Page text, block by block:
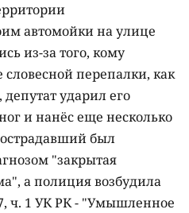
автомойки на улице
из-за того, кому
словесной перепалки, как
депутат ударил его
и нанёс еще несколько
был
"закрытая
а полиция возбудила
ч. 1 УК РК - "Умышленное